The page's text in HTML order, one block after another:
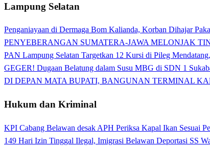
Lampung Selatan
Penganiayaan di Dermaga Bom Kalianda, Korban Dihajar
PENYEBERANGAN SUMATERA-JAWA MELONJAK
PAN Lampung Selatan Targetkan 12 Kursi di Pileg
GEGER! Dugaan Belatung dalam Susu MBG di SDN 1
DI DEPAN MATA BUPATI, BANGUNAN TERMINAL
Hukum dan Kriminal
KPI Cabang Belawan desak APH Periksa Kapal Ikan Sesuai
149 Hari Izin Tinggal Ilegal, Imigrasi Belawan Deportasi SS